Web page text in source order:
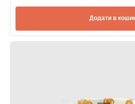
Додати в